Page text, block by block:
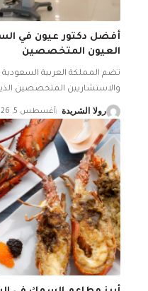
أفضل دكتور عيون في
العيون المتخصصين
تضم المملكة العربية
والاستشاريين المتخصصين
رولا الشريدة أغسطس 5, 2026